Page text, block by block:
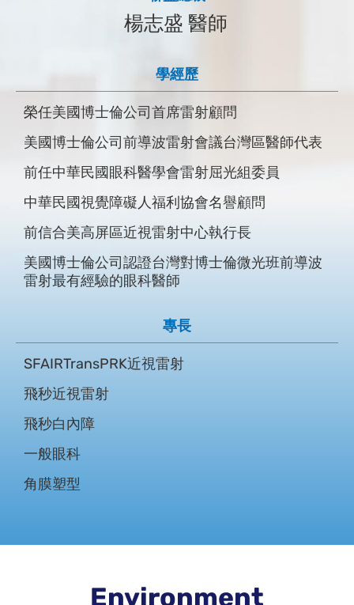
楊志盛 醫師
學經歷
榮任美國博士倫公司首席雷射顧問
美國博士倫公司前導波雷射會議台灣區醫師代表
前任中華民國眼科醫學會雷射屈光組委員
中華民國視覺障礙人福利協會名譽顧問
前信合美高屏區近視雷射中心執行長
美國博士倫公司認證台灣對博士倫微光班前導波
雷射最有經驗的眼科醫師
專長
SFAIRTransPRK近視雷射
飛秒近視雷射
飛秒白內障
一般眼科
角膜塑型
學經歷
三軍總醫院眼科部主治醫師
國軍高雄總醫院眼科主任 教研部主任
輔英科技大學醫院視網膜科主任
日本東京醫科大學視網膜研究員
國防部軍醫局醫務計畫處副處長
左營海軍總醫院副院長
大仁科技大學藥學系教授
日本防衛醫科大學客座教授
中山醫學大學生化微生物免疫研究所哲學博士
中山大學EMBA高階經營管理碩士
大仁科技大學製藥暨科技研究所藥理碩士
國防醫學院醫學系
飛蚊症治療
學經歷
前屏東信合美眼科院長
海軍總醫院眼科主任
台北榮民總醫院眼科醫師
高雄公保門診中心主治醫師
國軍高雄總醫院眼科主治醫師
學經歷
前台北馬偕醫院最佳實習醫師
前台北長庚醫院住院醫師
前彰化秀傳醫院主治醫師
莊眼科診所院長
潮州鎮芳草人物好人好事代表
潮州鎮特殊奉獻獎
Environment